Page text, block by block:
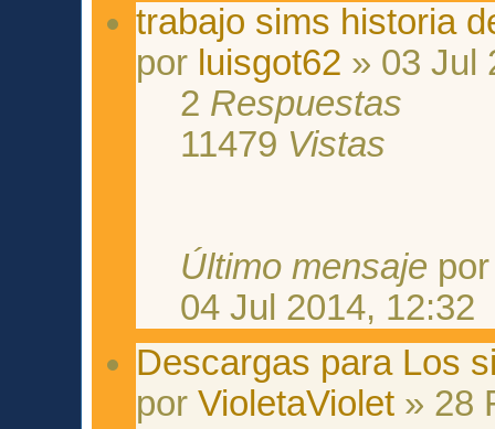
trabajo sims historia
por luisgot62 » 03 Jul
2 Respuestas
11479 Vistas
Último mensaje
04 Jul 2014, 12:32
Descargas para Los
porVioletaViolet » 28